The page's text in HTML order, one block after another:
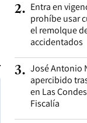
2. Entra en
prohíbe usar
el remolque
accidentados
3. José Antonio
apercibido
en Las
Fiscalía